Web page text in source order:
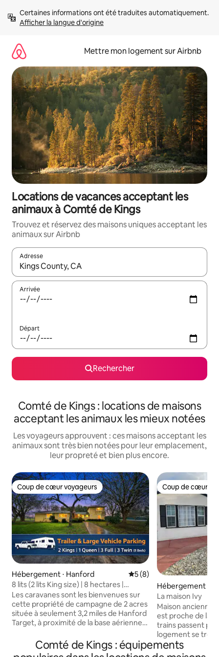
directement
Afficher la langue d'origine
Mettre mon logement sur Airbnb
Locations de vacances acceptant les
animaux à Comté de Kings
Trouvez et réservez des maisons uniques acceptant les
animaux sur Airbnb
Adresse
Lorsque les résultats s'affichent, utilisez les flèches vers le
Arrivée
Départ
Rechercher
Comté de Kings : locations de maisons
acceptant les animaux les mieux notées
Les voyageurs approuvent : ces maisons acceptant les
animaux sont très bien notées pour leur emplacement,
leur propreté et bien plus encore.
Coup de cœur voyageurs
Coup de cœur voyageurs
Hébergement ⋅ Hanford Évaluation moyenne sur
5 (8)
8 lits (2 lits King size) | 8 hectares |
Parking pour gros véhicules
Les caravanes sont les bienvenues sur
cette propriété de campagne de 2 acres
située à seulement 3,2 miles de Hanford
Target, à proximité de la base aérienne
l'autoroute 198. Aucune restriction
municipale – beaucoup d'espace pour
Coup de cœur
Coup de cœur
Hébergement ⋅
La maison Ivy
Maison ancienne
est proche de la gare ferroviaire (les
trains passent
logement se
restaurants,
du centre-ville et
Comté de Kings : équipements